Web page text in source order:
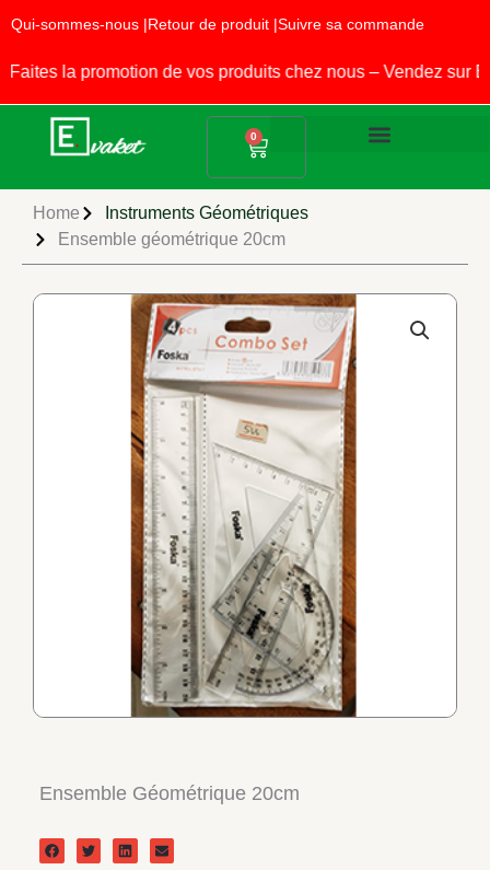
au
contenu
Qui-sommes-nous |Retour de produit |Suivre sa commande
la promotion de vos produits chez nous – Vendez sur
0
Panier
Home
Instruments Géométriques
Ensemble géométrique 20cm
Ensemble Géométrique 20cm